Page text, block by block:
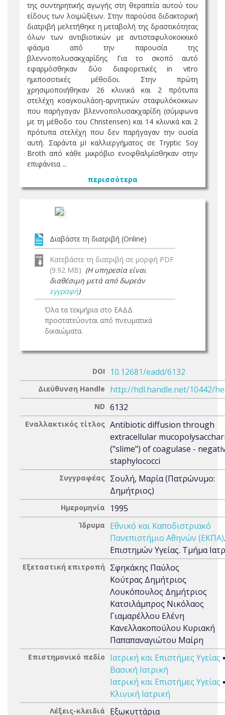
της συντηρητικής αγωγής στη θεραπεία αυτού του
είδους των λοιμώξεων. Στην παρούσα διδακτορική
διατριβή μελετήθηκε η μεταβολή της δραστικότητας
όλων των αντιβιοτικών με αντισταφυλοκοκκικό
φάσμα από την παρουσία της
βλεννοπολυσακχαρίδης. Για το σκοπό αυτό
εφαρμόσθηκαν δύο διαφορετικές in vitro
ημιποσοτικές μέθοδοι. Στην πρώτη
χρησιμοποιήθηκαν 26 κλινικά και 2 πρότυπα
στελέχη κοαγκουλάοη-αρνητικών σταφυλόκοκκων
που παρήγαγαν βλεννοπολυσακχαρίδη (σύμφωνα
με τη μέθοδο του Christensen) και 14 κλινικά και 2
πρότυπα στελέχη που δεν παρήγαγαν την ουσία
αυτή. Σαράντα μΙ καλλιεργήματος σε Tryptic Soy
Broth από κάθε μικρόβιο ενοφθαλμίσθηκαν στην
επιφάνεια ...
περισσότερα
Διαβάστε τη διατριβή (Online)
Κατεβάστε τη διατριβή σε μορφή PDF
(9.92 MB) (Η υπηρεσία είναι
διαθέσιμη μετά από δωρεάν
εγγραφή)
Όλα τα τεκμήρια στο ΕΑΔΔ
προστατεύονται από πνευματικά
δικαιώματα.
DOI 10.12681/eadd/6132
Διεύθυνση Handle http://hdl.handle.net/10442/
ND 6132
Εναλλακτικός τίτλος Antibiotic diffusion through
extracellular
("slime") of coagulase -
staphylococci
Συγγραφέας Σουλή, Μαρία (Πατρώνυμο:
Δημήτριος)
Ημερομηνία 1995
Ίδρυμα
Εθνικό και Καποδιστριακό
Πανεπιστήμιο Αθηνών (ΕΚΠΑ)
Επιστημών Υγείας. Τμήμα
Εξεταστική επιτροπή
Σφηκάκης Παύλος
Κούτρας Δημήτριος
Λουκόπουλος Δημήτριος
Κατσιλάμπρος Νικόλαος
Γιαμαρέλλου Ελένη
Κανελλακοπούλου Κυριακή
Παπαπαναγιώτου Μαίρη
Επιστημονικό πεδίο Ιατρική και Επιστήμες Υγείας
Βασική Ιατρική
Ιατρική και Επιστήμες Υγείας
Κλινική Ιατρική
Λέξεις-κλειδιά Εξωκυττάρια